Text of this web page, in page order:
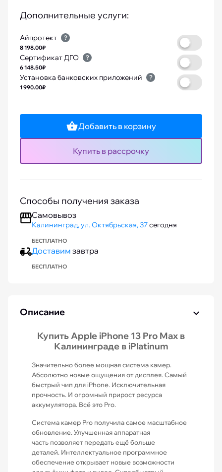
Дополнительные услуги:
Айпротект ?
8 198.00₽
Сертификат ДГО ?
6 148.50₽
Установка банковских приложений ?
1 990.00₽
Добавить в корзину
Купить в рассрочку
Способы получения заказа
Самовывоз
Калининград, ул. Октябрьская, 37сегодня
БЕСПЛАТНО
Доставим завтра
БЕСПЛАТНО
Описание
Купить Apple iPhone 13 Pro Max в
Калининграде в iPlatinum
Значительно более мощная система камер.
Абсолютно новые ощущения от дисплея. Самый
быстрый чип для iPhone. Исключительная
прочность. И огромный прирост ресурса
аккумулятора. Всё это Pro.
Система камер Pro получила самое масштабное
обновление. Улучшенная аппаратная
часть позволяет передать ещё больше
деталей. Интеллектуальное программное
обеспечение открывает новые возможности